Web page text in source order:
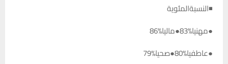
◾النسبةالمئوية
●مهنيا%83●ماليا%86
●عاطفيا%80●صحيا%79